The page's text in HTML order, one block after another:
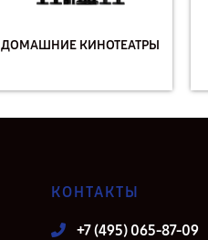
ДОМАШНИЕ КИНОТЕАТРЫ
КОНТАКТЫ
+7 (495) 065-87-09